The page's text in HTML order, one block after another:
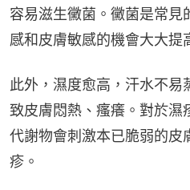
容易滋生黴菌。黴菌是常見
感和皮膚敏感的機會大大提
此外，濕度愈高，汗水不易
致皮膚悶熱、瘙癢。對於濕
代謝物會刺激本已脆弱的皮
疹。